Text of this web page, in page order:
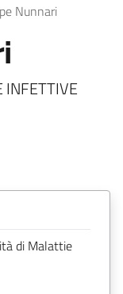
Nunnari
di Malattie